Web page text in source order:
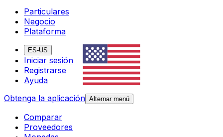
Particulares
Negocio
Plataforma
ES-US
Iniciar sesión
Registrarse
Ayuda
Obtenga la aplicación Alternar menú
Comparar
Proveedores